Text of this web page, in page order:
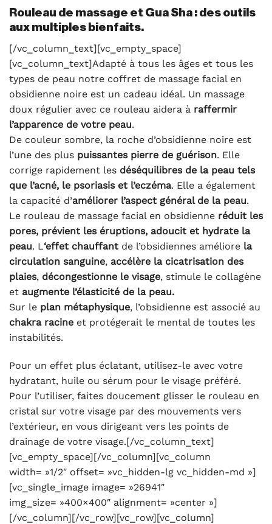
Rouleau de massage et Gua Sha : des outils
aux multiples bienfaits.
[/vc_column_text][vc_empty_space]
[vc_column_text]Adapté à tous les âges et tous les
types de peau notre coffret de massage facial en
obsidienne noire est un cadeau idéal. Un massage
doux régulier avec ce rouleau aidera à raffermir
l’apparence de votre peau.
De couleur sombre, la roche d’obsidienne noire est
l’une des plus puissantes pierre de guérison. Elle
corrige rapidement les déséquilibres de la peau tels
que l’acné, le psoriasis et l’eczéma. Elle a également
la capacité d’améliorer l’aspect général de la peau.
Le rouleau de massage facial en obsidienne réduit les
pores, prévient les éruptions, adoucit et hydrate la
peau. L‘effet chauffant de l’obsidiennes améliore la
circulation sanguine, accélère la cicatrisation des
plaies, décongestionne le visage, stimule le collagène
et augmente l’élasticité de la peau.
Sur le plan métaphysique, l’obsidienne est associé au
chakra racine et protégerait le mental de toutes les
instabilités.
Pour un effet plus éclatant, utilisez-le avec votre
hydratant, huile ou sérum pour le visage préféré.
Pour l’utiliser, faites doucement glisser le rouleau en
cristal sur votre visage par des mouvements vers
l’extérieur, en vous dirigeant vers les points de
drainage de votre visage.[/vc_column_text]
[vc_empty_space][/vc_column][vc_column
width= »1/2″ offset= »vc_hidden-lg vc_hidden-md »]
[vc_single_image image= »26941″
img_size= »400×400″ alignment= »center »]
[/vc_column][/vc_row][vc_row][vc_column]